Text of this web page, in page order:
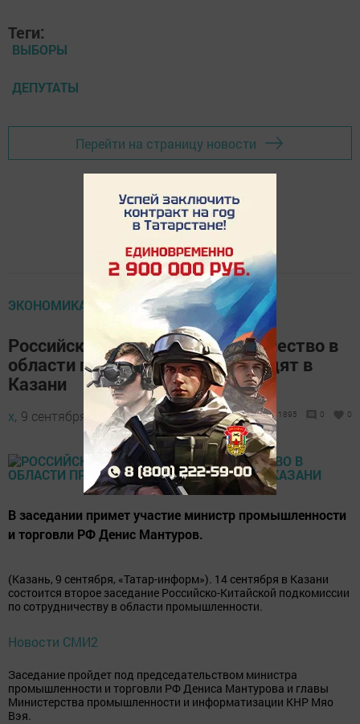
Теги:
ВЫБОРЫ
ДЕПУТАТЫ
Перейти на страницу новости
ЭКОНОМИКА
Российско-китайское сотрудничество в
области промышленности обсудят в
Казани
х, 9 сентября 2017 - 13:16 1895 0 0
В заседании примет участие министр промышленности
и торговли РФ Денис Мантуров.
(Казань, 9 сентября, «Татар-информ»). 14 сентября в Казани
состоится второе заседание Российско-Китайской подкомиссии
по сотрудничеству в области промышленности.
Новости СМИ2
Заседание пройдет под председательством министра
промышленности и торговли РФ Дениса Мантурова и главы
Министерства промышленности и информатизации КНР Мяо
Вэя.